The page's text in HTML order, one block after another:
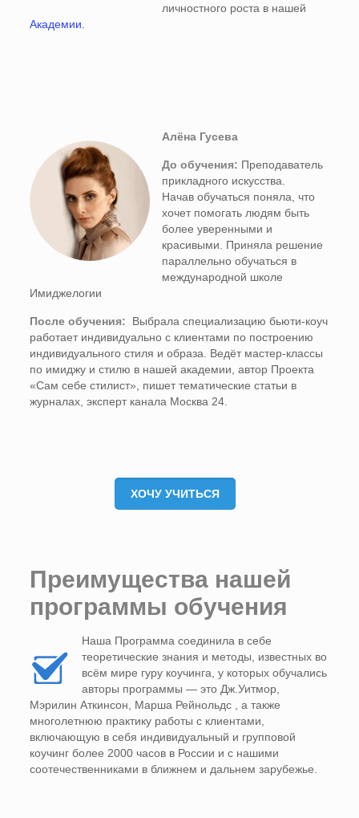
личностного роста в нашей
Академии.
Алёна Гусева
До обучения: Преподаватель
прикладного искусства.
Начав обучаться поняла, что
хочет помогать людям быть
более уверенными и
красивыми. Приняла решение
параллельно обучаться в
международной школе
Имиджелогии
После обучения:
Выбрала специализацию бьюти-коуч
работает индивидуально с клиентами по построению
индивидуального стиля и образа. Ведёт мастер-классы
по имиджу и стилю в нашей академии, автор Проекта
«Сам себе стилист», пишет тематические статьи в
журналах, эксперт канала Москва 24.
ХОЧУ УЧИТЬСЯ
Преимущества нашей
программы обучения
Наша Программа соединила в себе
теоретические знания и методы, известных во
всём мире гуру коучинга, у которых обучались
авторы программы — это Дж.Уитмор,
Мэрилин Аткинсон, Марша Рейнольдс , а также
многолетнюю практику работы с клиентами,
включающую в себя индивидуальный и групповой
коучинг более 2000 часов в России и с нашими
соотечественниками в ближнем и дальнем зарубежье.